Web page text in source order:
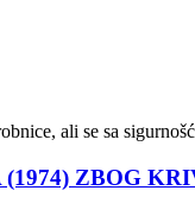
ali se sa
ZBOG